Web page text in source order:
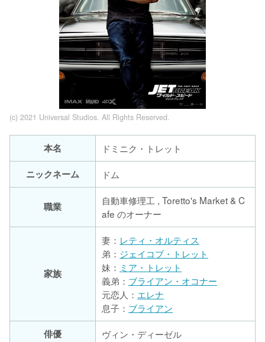
(c) 2021 Universal Studios. All Rights Reserved.
本名
ドミニク・トレット
ニックネーム
ドム
職業
自動車修理工 , Toretto's Market & C
afe のオーナー
家族
妻： レティ・オルティス
弟： ジェイコブ・トレット
妹： ミア・トレット
義弟： ブライアン・オコナー
元恋人： エレナ
息子： ブライアン
俳優
ヴィン・ディーゼル